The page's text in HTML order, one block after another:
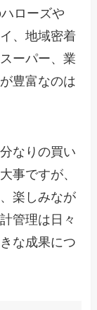
ローズや
、地域密着
ーパー、業
豊富なのは
なりの買い
事ですが、
楽しみなが
管理は日々
な成果につ